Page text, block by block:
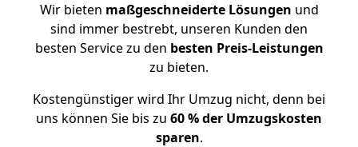
Wir bieten maßgeschneiderte Lösungen und
sind immer bestrebt, unseren Kunden den
besten Service zu den besten Preis-Leistungen
zu bieten.
Kostengünstiger wird Ihr Umzug nicht, denn bei
uns können Sie bis zu 60 % der Umzugskosten
sparen.